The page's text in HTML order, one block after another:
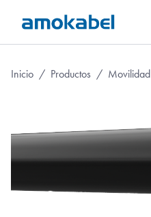
Inicio / Productos / Movilidad